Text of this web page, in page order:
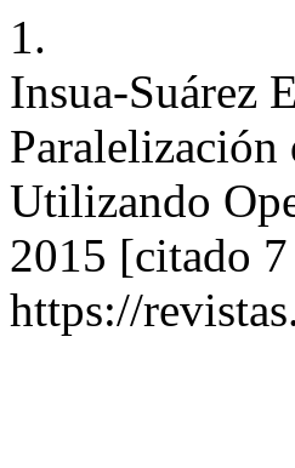
1.
Insua-Suárez
Utilizando
2015 [citado
https://